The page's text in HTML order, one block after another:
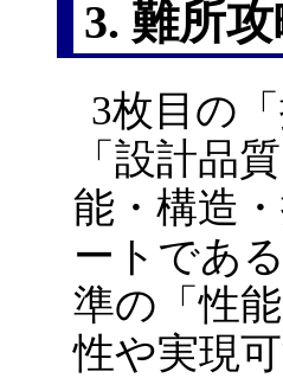
3. 難所
3枚目の
「設計品
能・構造
ートであ
準の「性
性や実現